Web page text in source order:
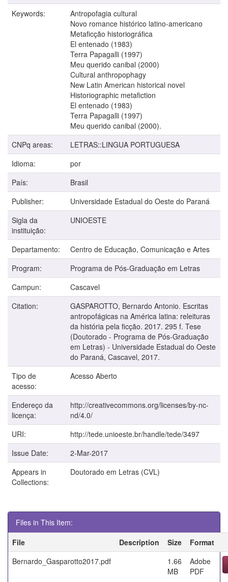
Keywords:
Antropofagia cultural
Novo romance histórico latino-americano
Metaficção historiográfica
El entenado (1983)
Terra Papagalli (1997)
Meu querido canibal (2000)
Cultural anthropophagy
New Latin American historical novel
Historiographic metafiction
El entenado (1983)
Terra Papagalli (1997)
Meu querido canibal (2000).
CNPq areas:
LETRAS::LINGUA PORTUGUESA
Idioma:
por
País:
Brasil
Publisher:
Universidade Estadual do Oeste do Paraná
Sigla da
instituição:
UNIOESTE
Departamento:
Centro de Educação, Comunicação e Artes
Program:
Programa de Pós-Graduação em Letras
Campun:
Cascavel
Citation:
GASPAROTTO, Bernardo Antonio. Escritas
antropofágicas na América latina: releituras
da história pela ficção. 2017. 295 f. Tese
(Doutorado - Programa de Pós-Graduação
em Letras) - Universidade Estadual do Oeste
do Paraná, Cascavel, 2017.
Tipo de
acesso:
Acesso Aberto
Endereço da
licença:
http://creativecommons.org/licenses/by-nc-
nd/4.0/
URI:
http://tede.unioeste.br/handle/tede/3497
Issue Date:
2-Mar-2017
Appears in
Collections:
Doutorado em Letras (CVL)
Files in This Item:
File
Description Size
Format
Bernardo_Gasparotto2017.pdf
1.66
MB
Adobe
PDF